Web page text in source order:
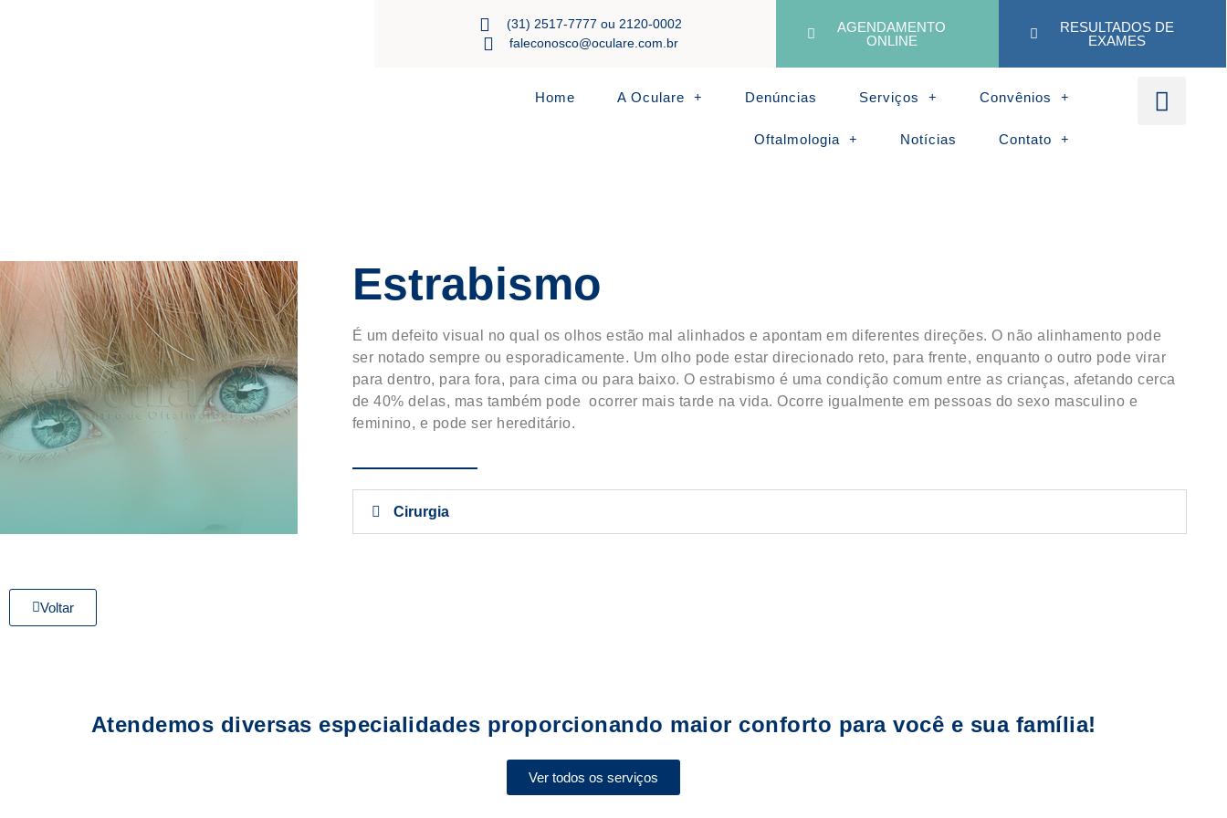
(31) 2517-7777 ou 2120-0002
faleconosco@oculare.com.br
AGENDAMENTO
ONLINE
RESULTADOS DE
EXAMES
Home A Oculare Denúncias Serviços Convênios
Oftalmologia Notícias Contato
Estrabismo
É um defeito visual no qual os olhos estão mal alinhados e apontam em diferentes direções. O não alinhamento pode
ser notado sempre ou esporadicamente. Um olho pode estar direcionado reto, para frente, enquanto o outro pode virar
para dentro, para fora, para cima ou para baixo. O estrabismo é uma condição comum entre as crianças, afetando cerca
de 40% delas, mas também pode ocorrer mais tarde na vida. Ocorre igualmente em pessoas do sexo masculino e
feminino, e pode ser hereditário.
Cirurgia
Voltar
Atendemos diversas especialidades proporcionando maior conforto para você e sua família!
Ver todos os serviços